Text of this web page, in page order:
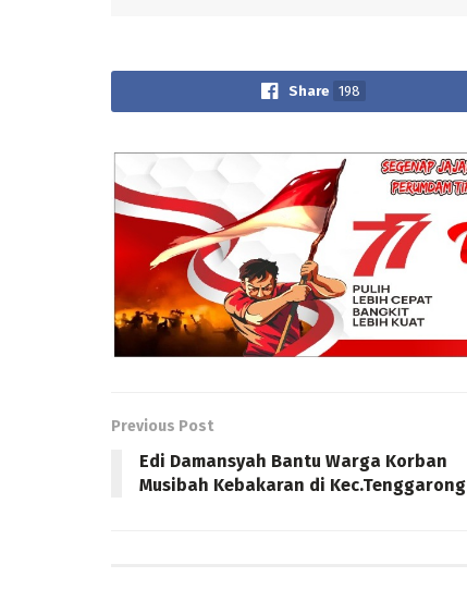
Share 198
Previous Post
Edi Damansyah Bantu Warga Korban
Musibah Kebakaran di Kec.Tenggarong